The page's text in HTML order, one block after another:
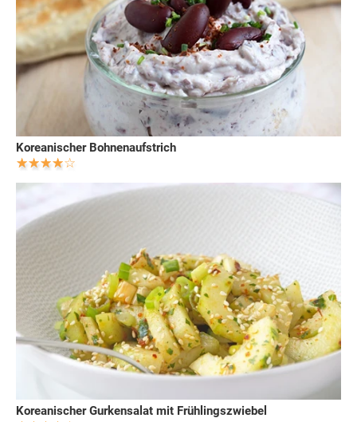
Koreanischer Bohnenaufstrich
Koreanischer Gurkensalat mit Frühlingszwiebel